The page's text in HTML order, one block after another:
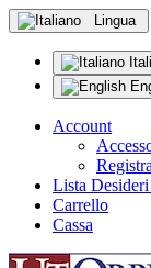
Lingua
Account
Lista
Carrello
Cassa